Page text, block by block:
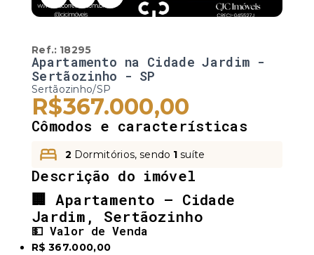
Ref.: 18295
Apartamento na Cidade Jardim -
Sertãozinho - SP
Sertãozinho/SP
R$367.000,00
Cômodos e características
2 Dormitórios, sendo 1 suíte
Descrição do imóvel
🏢 Apartamento – Cidade
Jardim, Sertãozinho
💵 Valor de Venda
R$ 367.000,00